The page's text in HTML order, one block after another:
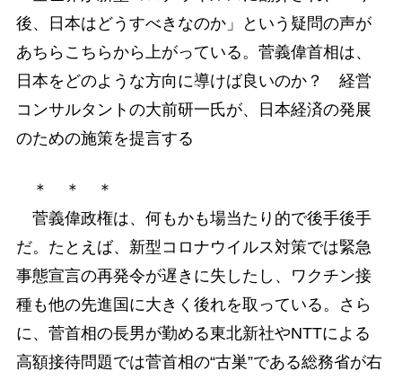
後、日本はどうすべきなのか」という疑問の声が
あちらこちらから上がっている。菅義偉首相は、
日本をどのような方向に導けば良いのか？ 経営
コンサルタントの大前研一氏が、日本経済の発展
のための施策を提言する
＊ ＊ ＊
菅義偉政権は、何もかも場当たり的で後手後手
だ。たとえば、新型コロナウイルス対策では緊急
事態宣言の再発令が遅きに失したし、ワクチン接
種も他の先進国に大きく後れを取っている。さら
に、菅首相の長男が勤める東北新社やNTTによる
高額接待問題では菅首相の“古巣”である総務省が右